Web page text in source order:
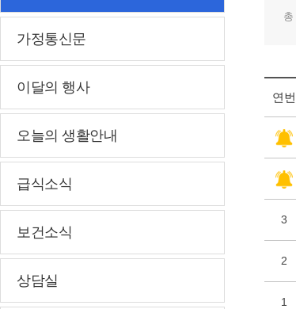
가정통신문
이달의 행사
오늘의 생활안내
급식소식
보건소식
상담실
총
연번
3
2
1